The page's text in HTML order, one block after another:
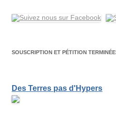
SOUSCRIPTION ET PÉTITION
Des Terres pas d'Hypers